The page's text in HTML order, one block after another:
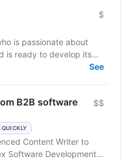
$
is passionate about
is ready to develop its
See
B2B software
QUICKLY
$$
Content Writer to
Software Development,